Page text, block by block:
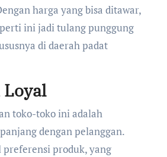
harga yang bisa ditawar,
ini jadi tulang punggung
di daerah padat
Loyal
toko-toko ini adalah
dengan pelanggan.
produk, yang